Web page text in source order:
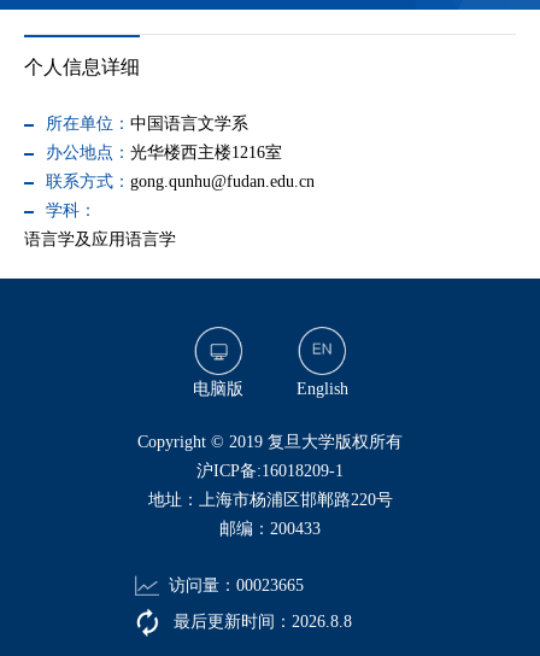
个人信息详细
所在单位： 中国语言文学系
办公地点： 光华楼西主楼1216室
联系方式： gong.qunhu@fudan.edu.cn
学科：
语言学及应用语言学
电脑版 English
​Copyright © 2019 复旦大学版权所有
沪ICP备:16018209-1
地址：上海市杨浦区邯郸路220号
邮编：200433
访问量： 00023665
最后更新时间： 2026 8 8